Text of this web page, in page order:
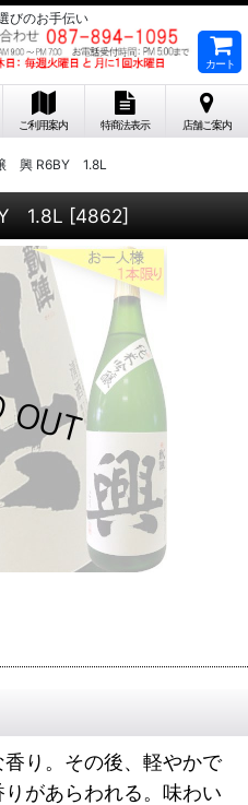
びのお手伝い
カート
ご利用案内 特商法表示 店舗ご案内
興 R6BY 1.8L
1.8L [4862]
り。その後、軽やかで
があらわれる。味わい